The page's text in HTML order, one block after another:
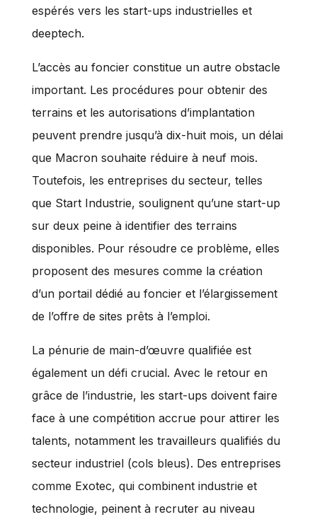
espérés vers les start-ups industrielles et
deeptech.
L’accès au foncier constitue un autre obstacle
important. Les procédures pour obtenir des
terrains et les autorisations d’implantation
peuvent prendre jusqu’à dix-huit mois, un délai
que Macron souhaite réduire à neuf mois.
Toutefois, les entreprises du secteur, telles
que Start Industrie, soulignent qu’une start-up
sur deux peine à identifier des terrains
disponibles. Pour résoudre ce problème, elles
proposent des mesures comme la création
d’un portail dédié au foncier et l’élargissement
de l’offre de sites prêts à l’emploi.
La pénurie de main-d’œuvre qualifiée est
également un défi crucial. Avec le retour en
grâce de l’industrie, les start-ups doivent faire
face à une compétition accrue pour attirer les
talents, notamment les travailleurs qualifiés du
secteur industriel (cols bleus). Des entreprises
comme Exotec, qui combinent industrie et
technologie, peinent à recruter au niveau